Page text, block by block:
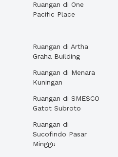
Ruangan di One
Pacific Place
Ruangan di Artha
Graha Building
Ruangan di Menara
Kuningan
Ruangan di SMESCO
Gatot Subroto
Ruangan di
Sucofindo Pasar
Minggu